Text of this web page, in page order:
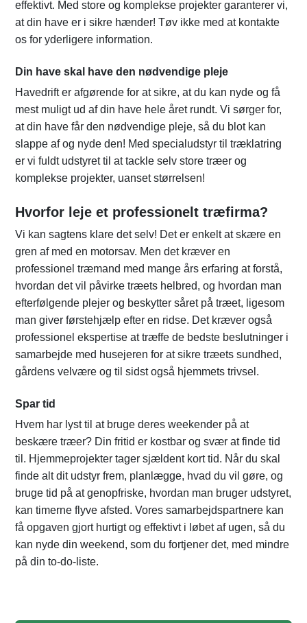
effektivt. Med store og komplekse projekter garanterer vi,
at din have er i sikre hænder! Tøv ikke med at kontakte
os for yderligere information.
Din have skal have den nødvendige pleje
Havedrift er afgørende for at sikre, at du kan nyde og få
mest muligt ud af din have hele året rundt. Vi sørger for,
at din have får den nødvendige pleje, så du blot kan
slappe af og nyde den! Med specialudstyr til træklatring
er vi fuldt udstyret til at tackle selv store træer og
komplekse projekter, uanset størrelsen!
Hvorfor leje et professionelt træfirma?
Vi kan sagtens klare det selv! Det er enkelt at skære en
gren af med en motorsav. Men det kræver en
professionel træmand med mange års erfaring at forstå,
hvordan det vil påvirke træets helbred, og hvordan man
efterfølgende plejer og beskytter såret på træet, ligesom
man giver førstehjælp efter en ridse. Det kræver også
professionel ekspertise at træffe de bedste beslutninger i
samarbejde med husejeren for at sikre træets sundhed,
gårdens velvære og til sidst også hjemmets trivsel.
Spar tid
Hvem har lyst til at bruge deres weekender på at
beskære træer? Din fritid er kostbar og svær at finde tid
til. Hjemmeprojekter tager sjældent kort tid. Når du skal
finde alt dit udstyr frem, planlægge, hvad du vil gøre, og
bruge tid på at genopfriske, hvordan man bruger udstyret,
kan timerne flyve afsted. Vores samarbejdspartnere kan
få opgaven gjort hurtigt og effektivt i løbet af ugen, så du
kan nyde din weekend, som du fortjener det, med mindre
på din to-do-liste.